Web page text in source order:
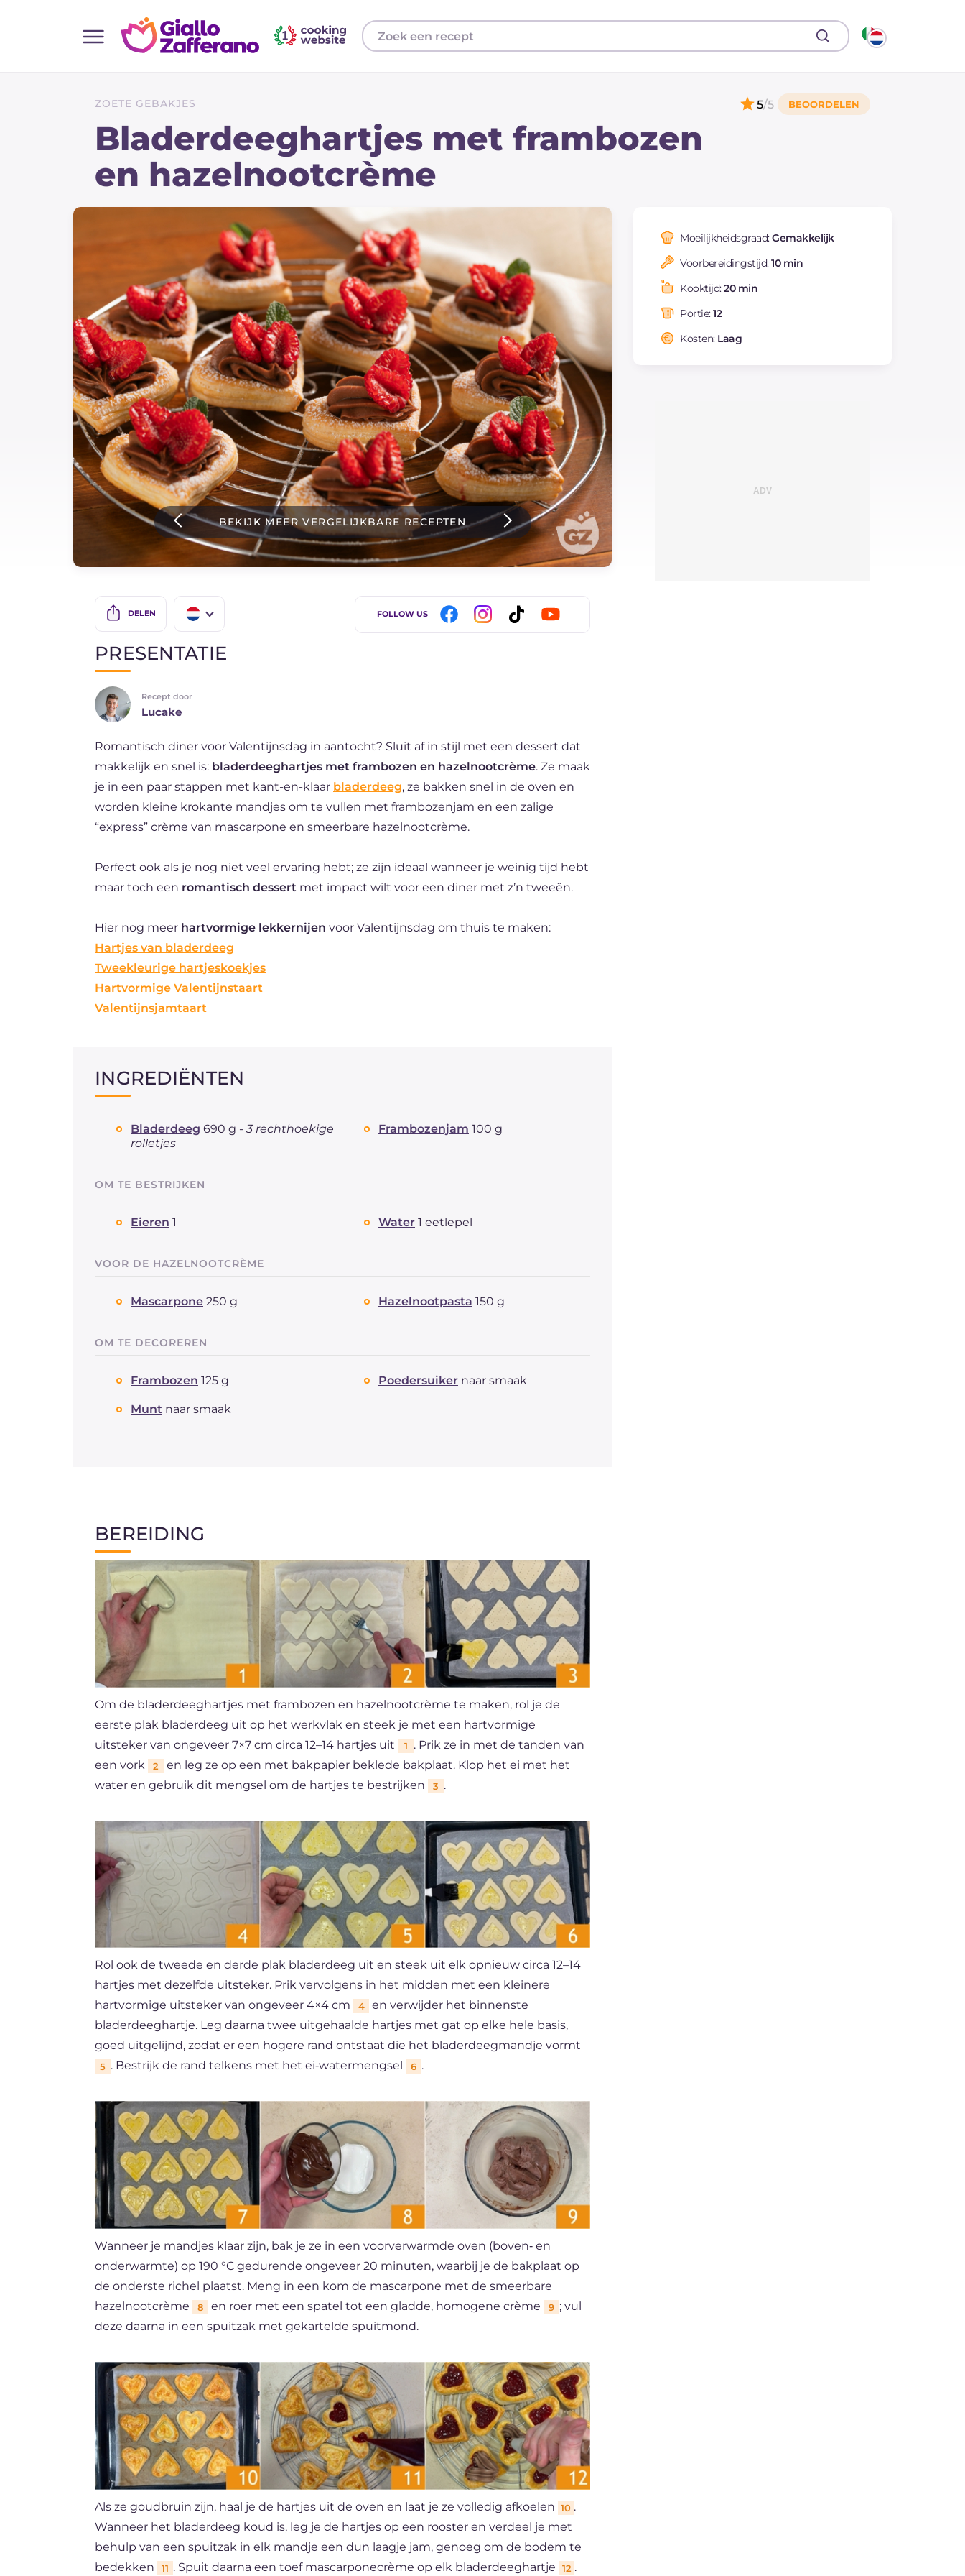
Hoofdgerechten
Taarten & Bakken
Nieuwste recepten
IT Website
Instagram
YouTube
ZOETE GEBAKJES
Bladerdeeghartjes met frambozen
en hazelnootcrème
5/5
BEKIJK MEER VERGELIJKBARE RECEPTEN
DELEN
FR
FOLLOW US
Moeilijkheidsgraad:Gemakkelijk
Voorbereidingstijd:10 min
Kooktijd:20 min
Portie:12
Kosten: Laag
PRESENTATIE
Recept door
Lucake
Romantisch diner voor Valentijnsdag in aantocht? Sluit af in stijl met een dessert dat
makkelijk en snel is: bladerdeeghartjes met frambozen en hazelnootcrème. Ze maak
je in een paar stappen met kant-en-klaar bladerdeeg, ze bakken snel in de oven en
worden kleine krokante mandjes om te vullen met frambozenjam en een zalige
“express” crème van mascarpone en smeerbare hazelnootcrème.
Perfect ook als je nog niet veel ervaring hebt; ze zijn ideaal wanneer je weinig tijd hebt
maar toch een romantisch dessert met impact wilt voor een diner met z’n tweeën.
Hier nog meer hartvormige lekkernijen voor Valentijnsdag om thuis te maken:
Hartjes van bladerdeeg
Tweekleurige hartjeskoekjes
Hartvormige Valentijnstaart
Valentijnsjamtaart
INGREDIËNTEN
Bladerdeeg 690 g -3 rechthoekige
rolletjes
Frambozenjam 100 g
OM TE BESTRIJKEN
Eieren 1 Water 1 eetlepel
VOOR DE HAZELNOOTCRÈME
Mascarpone 250 g Hazelnootpasta 150 g
OM TE DECOREREN
Frambozen 125 g Poedersuiker naar smaak
Munt naar smaak
BEREIDING
Om de bladerdeeghartjes met frambozen en hazelnootcrème te maken, rol je de
eerste plak bladerdeeg uit op het werkvlak en steek je met een hartvormige
uitsteker van ongeveer 7×7 cm circa 12–14 hartjes uit
1
. Prik ze in met de tanden van
een vork
2
en leg ze op een met bakpapier beklede bakplaat. Klop het ei met het
water en gebruik dit mengsel om de hartjes te bestrijken
3 .
Rol ook de tweede en derde plak bladerdeeg uit en steek uit elk opnieuw circa 12–14
hartjes met dezelfde uitsteker. Prik vervolgens in het midden met een kleinere
hartvormige uitsteker van ongeveer 4×4 cm
4
en verwijder het binnenste
bladerdeeghartje. Leg daarna twee uitgehaalde hartjes met gat op elke hele basis,
goed uitgelijnd, zodat er een hogere rand ontstaat die het bladerdeegmandje vormt
5 . Bestrijk de rand telkens met het ei‑watermengsel 6 .
Wanneer je mandjes klaar zijn, bak je ze in een voorverwarmde oven (boven‑ en
onderwarmte) op 190 °C gedurende ongeveer 20 minuten, waarbij je de bakplaat op
de onderste richel plaatst. Meng in een kom de mascarpone met de smeerbare
hazelnootcrème
8 en roer met een spatel tot een gladde, homogene crème 9 ; vul
deze daarna in een spuitzak met gekartelde spuitmond.
Als ze goudbruin zijn, haal je de hartjes uit de oven en laat je ze volledig afkoelen 10 .
Wanneer het bladerdeeg koud is, leg je de hartjes op een rooster en verdeel je met
behulp van een spuitzak in elk mandje een dun laagje jam, genoeg om de bodem te
bedekken
11 . Spuit daarna een toef mascarponecrème op elk bladerdeeghartje 12 .